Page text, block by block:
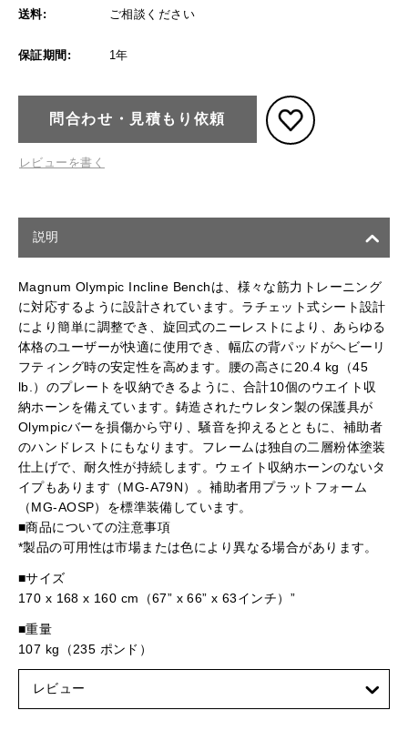
送料: ご相談ください
保証期間: 1年
問合わせ・見積もり依頼
レビューを書く
説明
Magnum Olympic Incline Benchは、様々な筋力トレーニング
に対応するように設計されています。ラチェット式シート設計
により簡単に調整でき、旋回式のニーレストにより、あらゆる
体格のユーザーが快適に使用でき、幅広の背パッドがヘビーリ
フティング時の安定性を高めます。腰の高さに20.4 kg（45
lb.）のプレートを収納できるように、合計10個のウエイト収
納ホーンを備えています。鋳造されたウレタン製の保護具が
Olympicバーを損傷から守り、騒音を抑えるとともに、補助者
のハンドレストにもなります。フレームは独自の二層粉体塗装
仕上げで、耐久性が持続します。ウェイト収納ホーンのないタ
イプもあります（MG-A79N）。補助者用プラットフォーム
（MG-AOSP）を標準装備しています。
■商品についての注意事項
*製品の可用性は市場または色により異なる場合があります。
■サイズ
170 x 168 x 160 cm（67” x 66” x 63インチ）”
■重量
107 kg（235 ポンド）
レビュー